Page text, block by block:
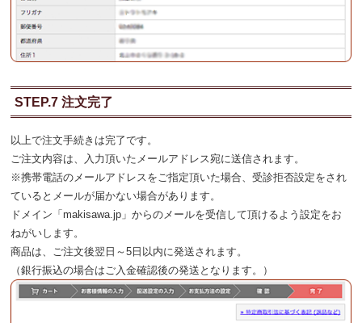
STEP.7 注文完了
以上で注文手続きは完了です。
ご注文内容は、入力頂いたメールアドレス宛に送信されます。
※携帯電話のメールアドレスをご指定頂いた場合、受診拒否設定をされ
ているとメールが届かない場合があります。
ドメイン「makisawa.jp」からのメールを受信して頂けるよう設定をお
ねがいします。
商品は、ご注文後翌日～5日以内に発送されます。
（銀行振込の場合はご入金確認後の発送となります。）